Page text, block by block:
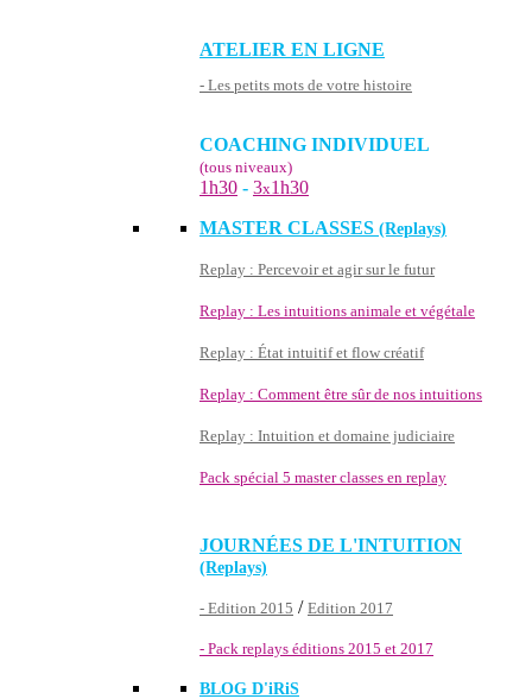
ATELIER EN LIGNE
- Les petits mots de votre histoire
COACHING INDIVIDUEL
(tous niveaux)
1h30 - 3x1h30
MASTER CLASSES (Replays)
Replay : Percevoir et agir sur le futur
Replay : Les intuitions animale et végétale
Replay : État intuitif et flow créatif
Replay : Comment être sûr de nos intuitions
Replay : Intuition et domaine judiciaire
Pack spécial 5 master classes en replay
JOURNÉES DE L'INTUITION
(Replays)
- Edition 2015 / Edition 2017
- Pack replays éditions 2015 et 2017
BLOG D'iRiS